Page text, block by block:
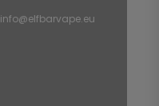
info@elfbarvape.eu